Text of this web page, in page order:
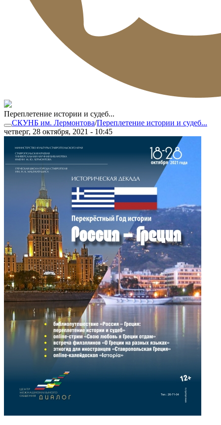
Переплетение истории и судеб...
СКУНБ им. Лермонтова/Переплетение истории и судеб...
четверг, 28 октября, 2021 - 10:45